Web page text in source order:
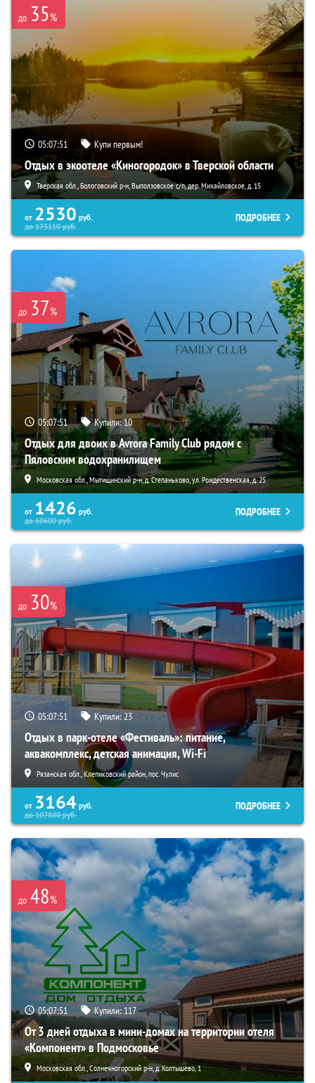
до 35%
05:07:50 Купи первым!
Отдых в экоотеле «Киногородок» в Тверской области
Тверская обл., Бологовский р-н, Выползовское с/п, дер. Михайловское, д. 15
от 2530 руб.
до173110руб.
ПОДРОБНЕЕ
до 37%
05:07:50 Купили:10
Отдых для двоих в Avrora Family Club рядом с
Пяловским водохранилищем
Московская обл., Мытищинский р-н, д. Степаньково, ул. Рождественская, д. 25
от 1426 руб.
до60600руб.
ПОДРОБНЕЕ
до 30%
05:07:50 Купили:23
Отдых в парк-отеле «Фестиваль»: питание,
аквакомплекс, детская анимация, Wi-Fi
Рязанская обл., Клепиковский район, пос. Чулис
от 3164 руб.
до107880руб.
ПОДРОБНЕЕ
до 48%
05:07:50 Купили: 117
От 3 дней отдыха в мини-домах на территории отеля
«Компонент» в Подмосковье
Московская обл., Солнечногорский р-н, д. Колтышево, 1